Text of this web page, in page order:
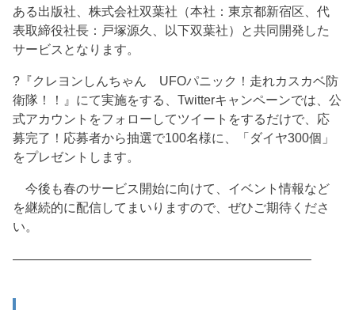
ある出版社、株式会社双葉社（本社：東京都新宿区、代
表取締役社長：戸塚源久、以下双葉社）と共同開発した
サービスとなります。
?『クレヨンしんちゃん UFOパニック！走れカスカベ防
衛隊！！』にて実施をする、Twitterキャンペーンでは、公
式アカウントをフォローしてツイートをするだけで、応
募完了！応募者から抽選で100名様に、「ダイヤ300個」
をプレゼントします。
今後も春のサービス開始に向けて、イベント情報など
を継続的に配信してまいりますので、ぜひご期待くださ
い。
———————————————————————–